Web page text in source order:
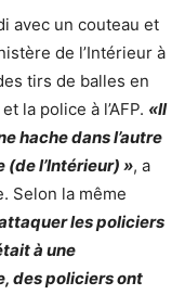
avec un couteau et
de l’Intérieur à
tirs de balles en
la police à l’AFP. «Il
hache dans l’autre
(de l’Intérieur) », a
Selon la même
les policiers
à une
des policiers ont